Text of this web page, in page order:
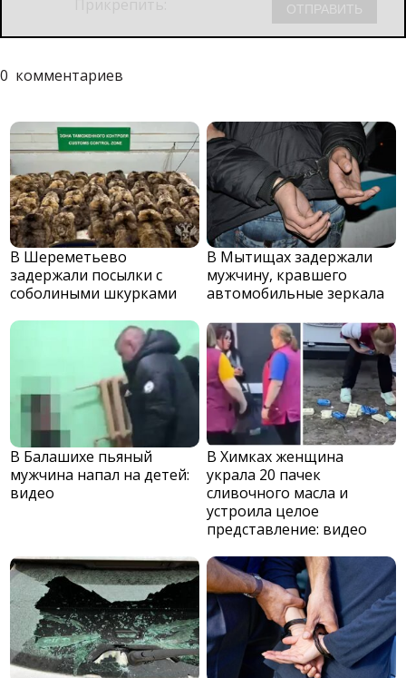
0 комментариев
В Шереметьево
задержали посылки с
соболиными шкурками
В Мытищах задержали
мужчину, кравшего
автомобильные зеркала
В Балашихе пьяный
мужчина напал на детей:
видео
В Химках женщина
украла 20 пачек
сливочного масла и
устроила целое
представление: видео